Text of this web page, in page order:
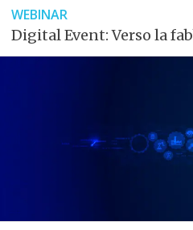
WEBINAR
Digital Event: Verso la